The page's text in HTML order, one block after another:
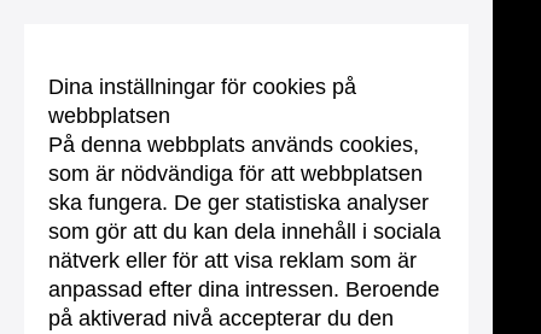
Dina inställningar för cookies på
webbplatsen
På denna webbplats används cookies,
som är nödvändiga för att webbplatsen
ska fungera. De ger statistiska analyser
som gör att du kan dela innehåll i sociala
nätverk eller för att visa reklam som är
anpassad efter dina intressen. Beroende
på aktiverad nivå accepterar du den